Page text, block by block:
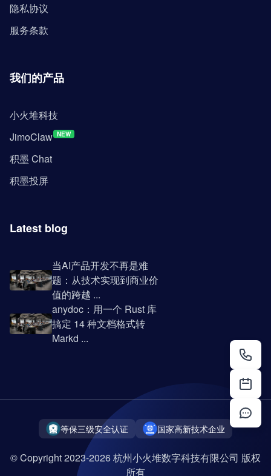
隐私协议
服务条款
我们的产品
小火堆科技
JimoClaw NEW
积墨 Chat
积墨投屏
Latest blog
当AI产品开发不再是难
题：从技术实现到商业价
值的跨越 ...
anydoc：用一个 Rust 库
搞定 14 种文档格式转
Markd ...
等保三级安全认证 国家高新技术企业
© Copyright 2023-2026 杭州小火堆数字科技有限公司 版权
所有